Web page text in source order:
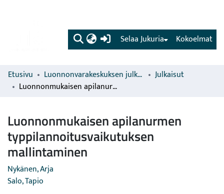
(current) Kokoelmat
Selaa Jukuria
Etusivu Luonnonvarakeskuksen julkaisut
Julkaisut
Luonnonmukaisen apilanurmen typpilannoitusvaikutuksen mallintaminen
Luonnonmukaisen apilanurmen
typpilannoitusvaikutuksen
mallintaminen
Nykänen, Arja
Salo, Tapio